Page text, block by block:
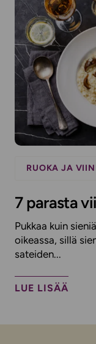
RUOKA JA
7 parasta
Pukkaa kuin
oikeassa, sillä
sateiden...
LUE LISÄÄ